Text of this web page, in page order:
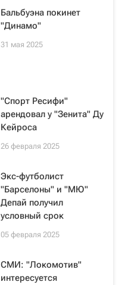
Бальбуэна покинет
"Динамо"
31 мая 2025
"Спорт Ресифи"
арендовал у "Зенита" Ду
Кейроса
26 февраля 2025
Экс-футболист
"Барселоны" и "МЮ"
Депай получил
условный срок
05 февраля 2025
СМИ: "Локомотив"
интересуется